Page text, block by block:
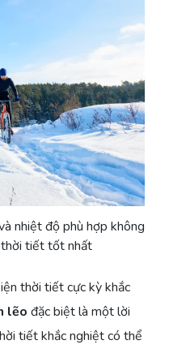
nhiệt độ phù hợp không
tiết tốt nhất
thời tiết cực kỳ khắc
lẽo đặc biệt là một lời
tiết khắc nghiệt có thể